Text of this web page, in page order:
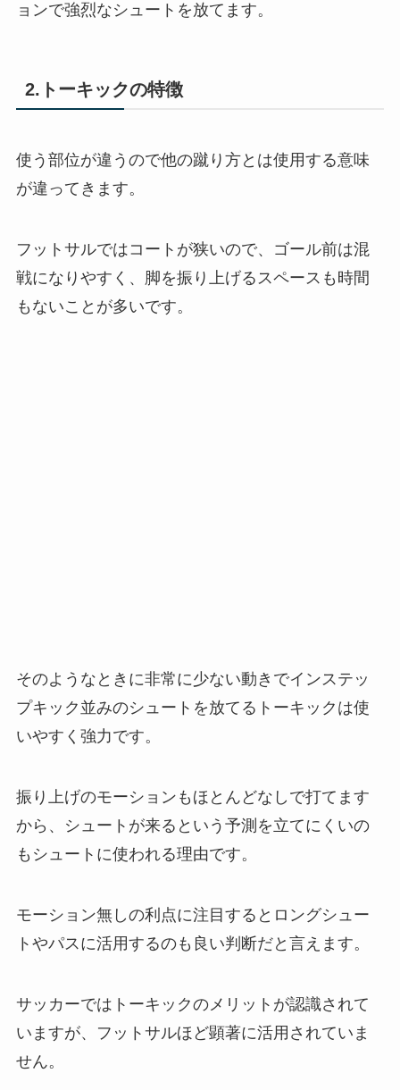
ョンで強烈なシュートを放てます。
2.トーキックの特徴
使う部位が違うので他の蹴り方とは使用する意味
が違ってきます。
フットサルではコートが狭いので、ゴール前は混
戦になりやすく、脚を振り上げるスペースも時間
もないことが多いです。
そのようなときに非常に少ない動きでインステッ
プキック並みのシュートを放てるトーキックは使
いやすく強力です。
振り上げのモーションもほとんどなしで打てます
から、シュートが来るという予測を立てにくいの
もシュートに使われる理由です。
モーション無しの利点に注目するとロングシュー
トやパスに活用するのも良い判断だと言えます。
サッカーではトーキックのメリットが認識されて
いますが、フットサルほど顕著に活用されていま
せん。